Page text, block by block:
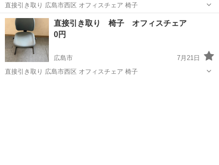
直接引き取り 広島市西区 オフィスチェア 椅子
広島 広島市 オフィス用家具
直接引き取り 椅子 オフィスチェア
0円
広島市
7月21日
直接引き取り 広島市西区 オフィスチェア 椅子